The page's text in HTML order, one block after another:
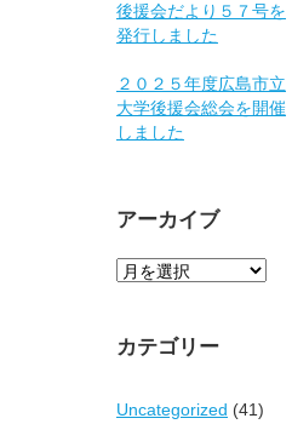
後援会だより５７号を
発行しました
２０２５年度広島市立
大学後援会総会を開催
しました
アーカイブ
ア
イ
カテゴリー
Uncategorized (41)